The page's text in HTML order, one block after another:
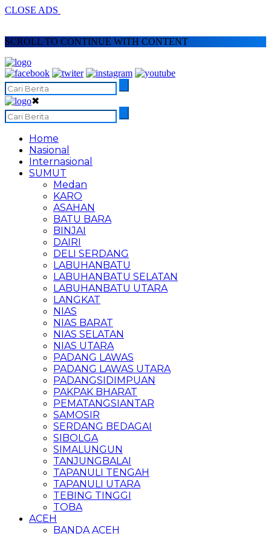
CLOSE ADS
SCROLL TO CONTINUE WITH CONTENT
✖
Home
Nasional
Internasional
SUMUT
Medan
KARO
ASAHAN
BATU BARA
BINJAI
DAIRI
DELI SERDANG
LABUHANBATU
LABUHANBATU SELATAN
LABUHANBATU UTARA
LANGKAT
NIAS
NIAS BARAT
NIAS SELATAN
NIAS UTARA
PADANG LAWAS
PADANG LAWAS UTARA
PADANGSIDIMPUAN
PAKPAK BHARAT
PEMATANGSIANTAR
SAMOSIR
SERDANG BEDAGAI
SIBOLGA
SIMALUNGUN
TANJUNGBALAI
TAPANULI TENGAH
TAPANULI UTARA
TEBING TINGGI
TOBA
ACEH
BANDA ACEH